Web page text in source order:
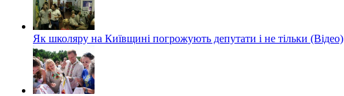
Як школяру на Київщині погрожують депутати і не тільки (Відео)